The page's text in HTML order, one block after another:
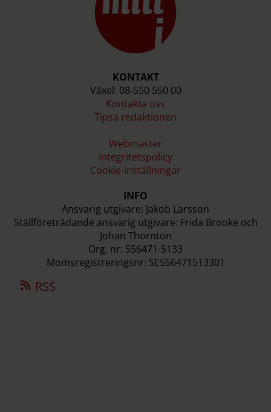
KONTAKT
Växel: 08-550 550 00
Kontakta oss
Tipsa redaktionen
Webmaster
Integritetspolicy
Cookie-inställningar
INFO
Ansvarig utgivare: Jakob Larsson
Ställföreträdande ansvarig utgivare: Frida Brooke och
Johan Thornton
Org. nr: 556471-5133
Momsregistreringsnr: SE556471513301
RSS